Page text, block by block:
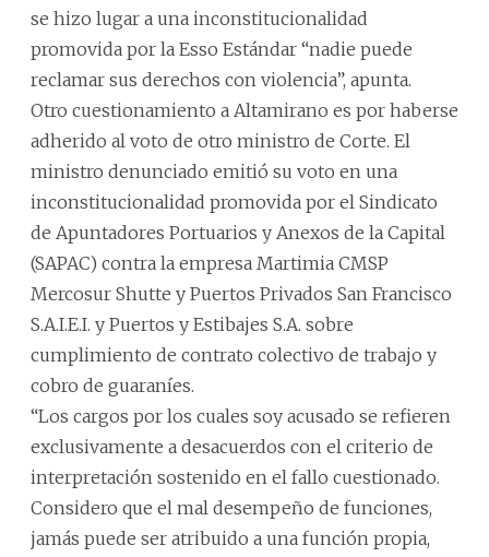
se hizo lugar a una inconstitucionalidad
promovida por la Esso Estándar “nadie puede
reclamar sus derechos con violencia”, apunta.
Otro cuestionamiento a Altamirano es por haberse
adherido al voto de otro ministro de Corte. El
ministro denunciado emitió su voto en una
inconstitucionalidad promovida por el Sindicato
de Apuntadores Portuarios y Anexos de la Capital
(SAPAC) contra la empresa Martimia CMSP
Mercosur Shutte y Puertos Privados San Francisco
S.A.I.E.I. y Puertos y Estibajes S.A. sobre
cumplimiento de contrato colectivo de trabajo y
cobro de guaraníes.
“Los cargos por los cuales soy acusado se refieren
exclusivamente a desacuerdos con el criterio de
interpretación sostenido en el fallo cuestionado.
Considero que el mal desempeño de funciones,
jamás puede ser atribuido a una función propia,